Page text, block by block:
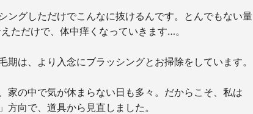
ングしただけでこんなに抜けるんです。とんでもない量
ただけで、体中痒くなっていきます…。
は、より入念にブラッシングとお掃除をしています。
の中で気が休まらない日も多々。だからこそ、私は
方向で、道具から見直しました。